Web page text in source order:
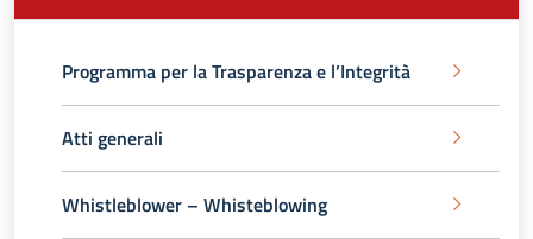
Programma per la Trasparenza e l’Integrità
Atti generali
Whistleblower – Whisteblowing